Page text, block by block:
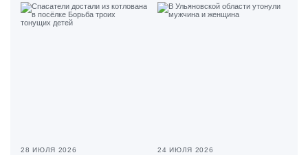
28 ИЮЛЯ 2026 24 ИЮЛЯ 2026